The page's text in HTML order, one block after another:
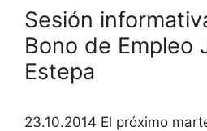
Sesión
Bono de Empleo
Estepa
23.10.2014 El próximo